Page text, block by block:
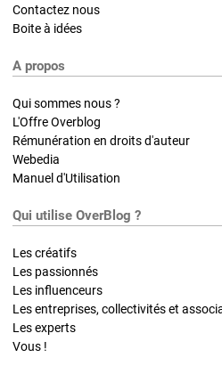
Contactez nous
Boite à idées
A propos
Qui sommes nous ?
L'Offre Overblog
Rémunération en droits d'auteur
Webedia
Manuel d'Utilisation
Qui utilise OverBlog ?
Les créatifs
Les passionnés
Les influenceurs
Les entreprises, collectivités et
Les experts
Vous !